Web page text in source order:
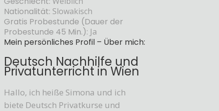
Nationalität: Slowakisch
Gratis Probestunde (Dauer der
Probestunde 45 Min.): Ja
Mein persönliches Profil – Über mich:
Deutsch Nachhilfe und
Privatunterricht in Wien
Hallo, ich heiße Simona und ich
biete Deutsch Privatkurse und